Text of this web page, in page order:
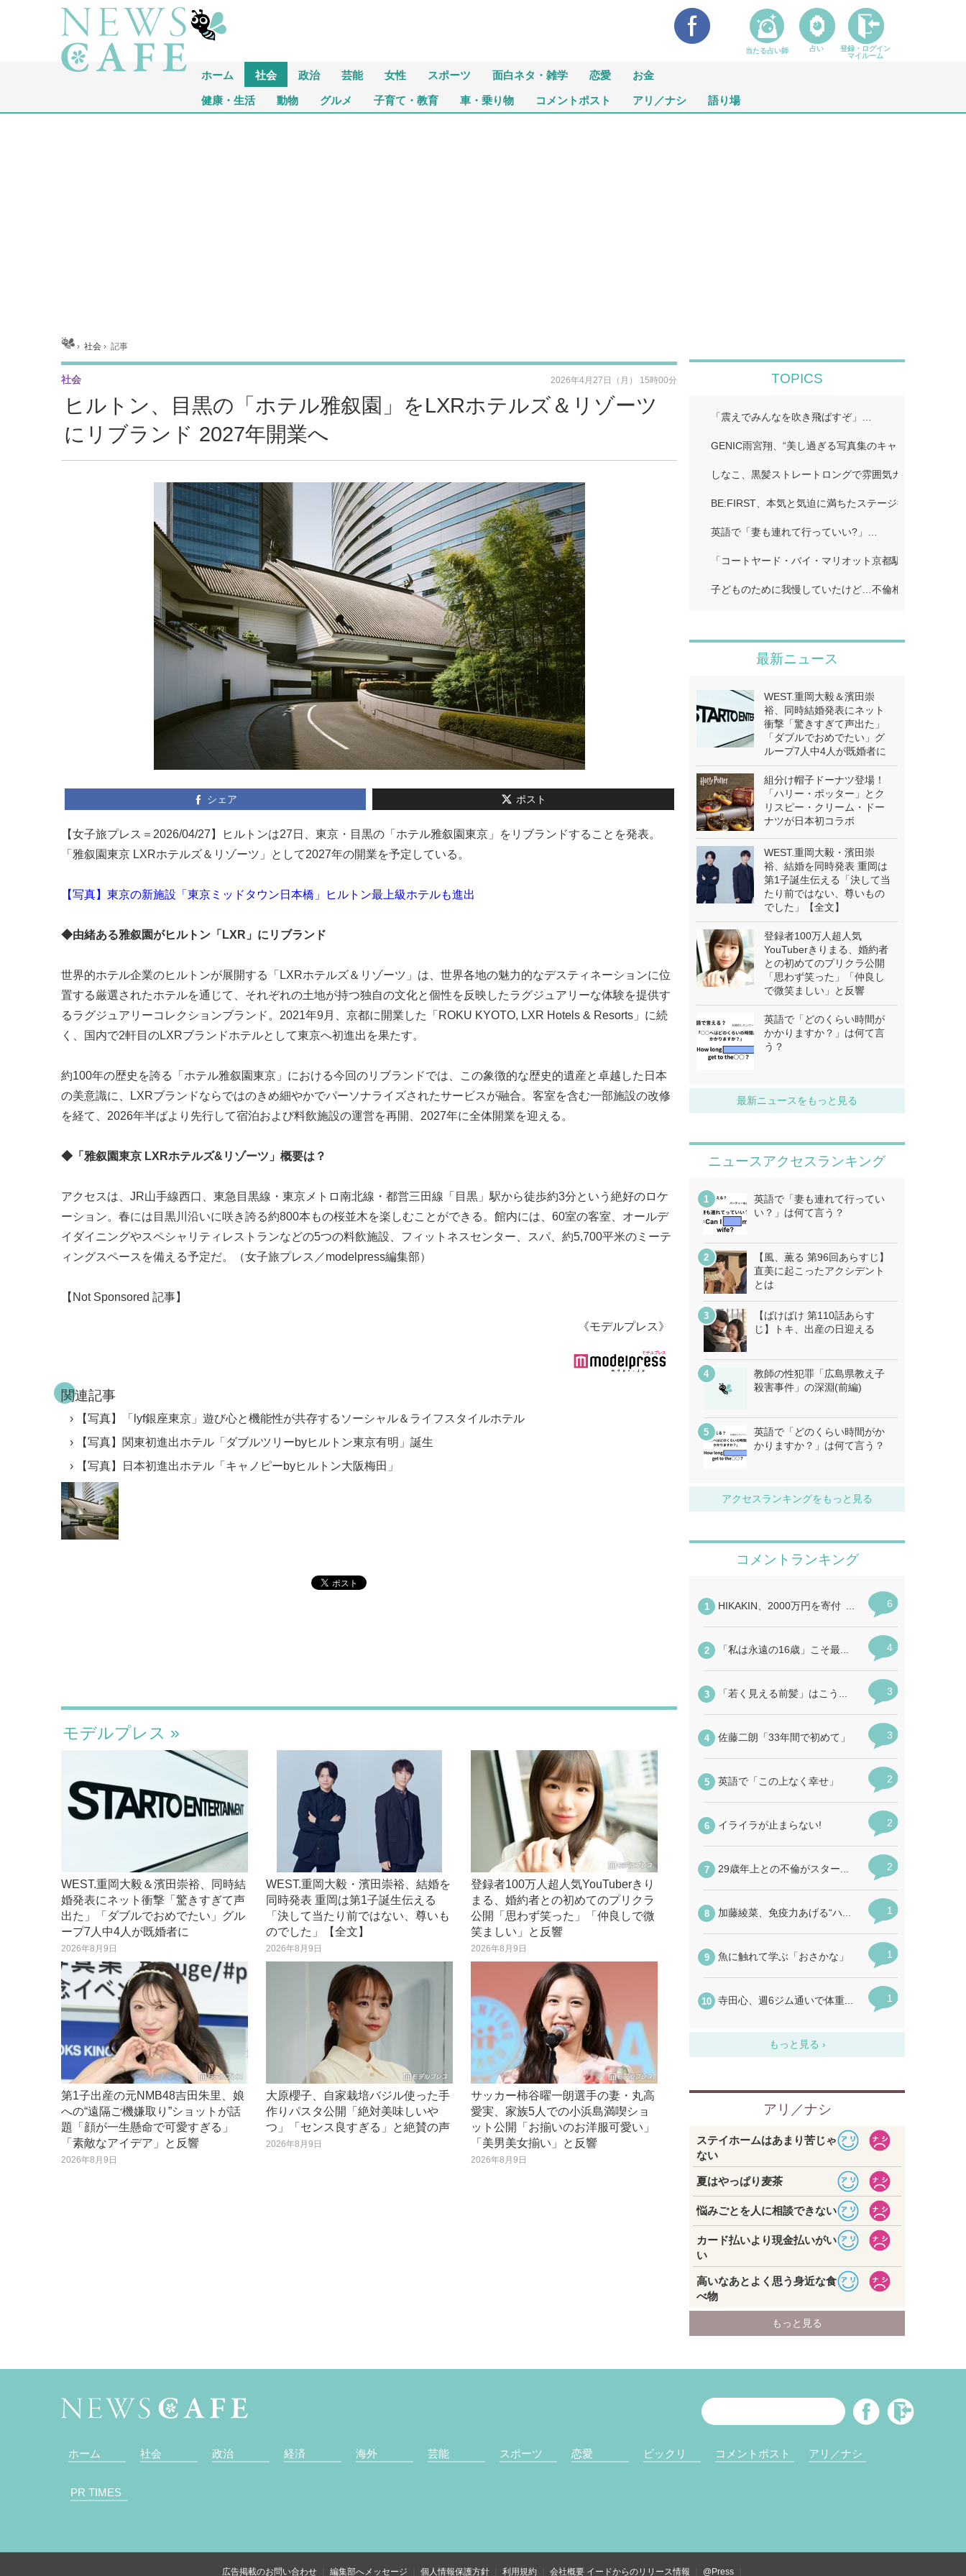
ホーム 社会 政治 芸能 女性 スポーツ 面白ネタ・雑学 恋愛 お金
健康・生活 動物 グルメ 子育て・教育 車・乗り物 コメントポスト アリ／ナシ 語り場
ホーム ›社会 ›記事
ヒルトン、目黒の「ホテル雅叙園」をLXRホテルズ＆リゾーツ
にリブランド 2027年開業へ
社会 2026年4月27日（月） 15時00分
シェア ポスト
【女子旅プレス＝2026/04/27】ヒルトンは27日、東京・目黒の「ホテル雅叙園東京」をリブランドすることを発表。
「雅叙園東京 LXRホテルズ＆リゾーツ」として2027年の開業を予定している。
【写真】東京の新施設「東京ミッドタウン日本橋」ヒルトン最上級ホテルも進出
◆由緒ある雅叙園がヒルトン「LXR」にリブランド
世界的ホテル企業のヒルトンが展開する「LXRホテルズ＆リゾーツ」は、世界各地の魅力的なデスティネーションに位
置する厳選されたホテルを通じて、それぞれの土地が持つ独自の文化と個性を反映したラグジュアリーな体験を提供す
るラグジュアリーコレクションブランド。2021年9月、京都に開業した「ROKU KYOTO, LXR Hotels & Resorts」に続
く、国内で2軒目のLXRブランドホテルとして東京へ初進出を果たす。
約100年の歴史を誇る「ホテル雅叙園東京」における今回のリブランドでは、この象徴的な歴史的遺産と卓越した日本
の美意識に、LXRブランドならではのきめ細やかでパーソナライズされたサービスが融合。客室を含む一部施設の改修
を経て、2026年半ばより先行して宿泊および料飲施設の運営を再開、2027年に全体開業を迎える。
◆「雅叙園東京 LXRホテルズ&リゾーツ」概要は？
アクセスは、JR山手線西口、東急目黒線・東京メトロ南北線・都営三田線「目黒」駅から徒歩約3分という絶好のロケ
ーション。春には目黒川沿いに咲き誇る約800本もの桜並木を楽しむことができる。館内には、60室の客室、オールデ
イダイニングやスペシャリティレストランなどの5つの料飲施設、フィットネスセンター、スパ、約5,700平米のミーテ
ィングスペースを備える予定だ。（女子旅プレス／modelpress編集部）
【Not Sponsored 記事】
《モデルプレス》
関連記事
【写真】「lyf銀座東京」遊び心と機能性が共存するソーシャル＆ライフスタイルホテル
【写真】関東初進出ホテル「ダブルツリーbyヒルトン東京有明」誕生
【写真】日本初進出ホテル「キャノピーbyヒルトン大阪梅田」
モデルプレス
WEST.重岡大毅＆濱田崇裕、同時結
婚発表にネット衝撃「驚きすぎて声
出た」「ダブルでおめでたい」グル
ープ7人中4人が既婚者に
2026年8月9日
WEST.重岡大毅・濱田崇裕、結婚を
同時発表 重岡は第1子誕生伝える
「決して当たり前ではない、尊いも
のでした」【全文】
2026年8月9日
登録者100万人超人気YouTuberきり
まる、婚約者との初めてのプリクラ
公開「思わず笑った」「仲良しで微
笑ましい」と反響
2026年8月9日
第1子出産の元NMB48吉田朱里、娘
への“遠隔ご機嫌取り”ショットが話
題「顔が一生懸命で可愛すぎる」
「素敵なアイデア」と反響
2026年8月9日
大原櫻子、自家栽培バジル使った手
作りパスタ公開「絶対美味しいや
つ」「センス良すぎる」と絶賛の声
2026年8月9日
サッカー柿谷曜一朗選手の妻・丸高
愛実、家族5人での小浜島満喫ショ
ット公開「お揃いのお洋服可愛い」
「美男美女揃い」と反響
2026年8月9日
TOPICS
「震えでみんなを吹き飛ばすぞ」…
GENIC雨宮翔、“美し過ぎる写真集のキャッチコピーに
しなこ、黒髪ストレートロングで雰囲気ガラリ「一瞬
BE:FIRST、本気と気迫に満ちたステージ披露…
英語で「妻も連れて行っていい?」…
「コートヤード・バイ・マリオット京都駅」…
子どものために我慢していたけど…不倫相手に「離婚
最新ニュース
WEST.重岡大毅＆濱田崇
裕、同時結婚発表にネット
衝撃「驚きすぎて声出た」
「ダブルでおめでたい」グ
ループ7人中4人が既婚者に
組分け帽子ドーナツ登場！
「ハリー・ポッター」とク
リスピー・クリーム・ドー
ナツが日本初コラボ
WEST.重岡大毅・濱田崇
裕、結婚を同時発表 重岡は
第1子誕生伝える「決して当
たり前ではない、尊いもの
でした」【全文】
登録者100万人超人気
YouTuberきりまる、婚約者
との初めてのプリクラ公開
「思わず笑った」「仲良し
で微笑ましい」と反響
英語で「どのくらい時間が
かかりますか？」は何て言
う？
最新ニュースをもっと見る
ニュースアクセスランキング
英語で「妻も連れて行ってい
い？」は何て言う？
【風、薫る 第96回あらすじ】
直美に起こったアクシデント
とは
【ばけばけ 第110話あらす
じ】トキ、出産の日迎える
教師の性犯罪「広島県教え子
殺害事件」の深淵(前編)
英語で「どのくらい時間がか
かりますか？」は何て言う？
アクセスランキングをもっと見る
ホーム 社会 政治 経済 海外 芸能 スポーツ 恋愛 ビックリ コメントポスト アリ／ナシ
PR TIMES
広告掲載のお問い合わせ 編集部へメッセージ 個人情報保護方針 利用規約 会社概要 イードからのリリース情報 @Press
当たる占い師 占い
登録・ログイン
マイルーム